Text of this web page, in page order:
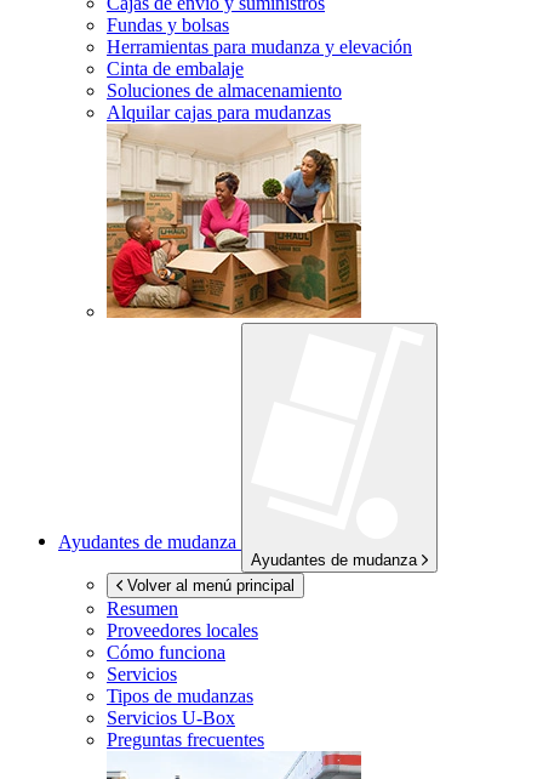
Fundas y bolsas
Herramientas para mudanza y elevación
Cinta de embalaje
Soluciones de almacenamiento
Alquilar cajas para mudanzas
Ayudantes de mudanza
Ayudantes de mudanza
Volver al menú principal
Resumen
Proveedores locales
Cómo funciona
Servicios
Tipos de mudanzas
Servicios U-Box
Preguntas frecuentes